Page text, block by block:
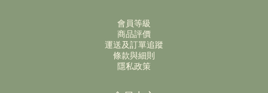
會員等級
商品評價
運送及訂單追蹤
條款與細則
隱私政策